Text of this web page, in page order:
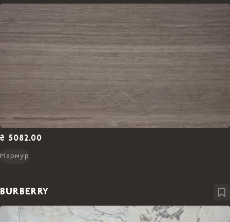
₴ 5082.00
Мармур
BURBERRY